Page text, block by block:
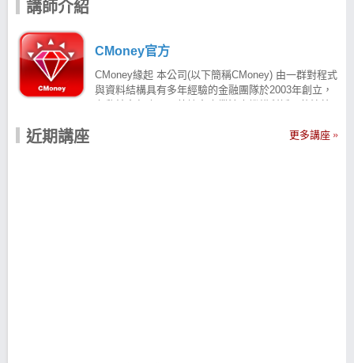
講師介紹
CMoney官方
CMoney緣起 本公司(以下簡稱CMoney) 由一群對程式
與資料結構具有多年經驗的金融團隊於2003年創立，
有肇於多年來國內外諸多專業法人機構所採用的決策
是著手打造出採先進技術的智慧型高速回測系統。目
近期講座 更多講座